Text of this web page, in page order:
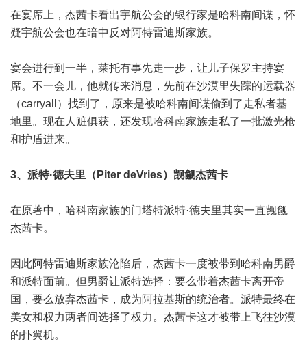
在宴席上，杰茜卡看出宇航公会的银行家是哈科南间谍，怀
疑宇航公会也在暗中反对阿特雷迪斯家族。
宴会进行到一半，莱托有事先走一步，让儿子保罗主持宴
席。不一会儿，他就传来消息，先前在沙漠里失踪的运载器
（carryall）找到了，原来是被哈科南间谍偷到了走私者基
地里。现在人赃俱获，还发现哈科南家族走私了一批激光枪
和护盾进来。
3、派特·德夫里（Piter deVries）觊觎杰茜卡
在原著中，哈科南家族的门塔特派特·德夫里其实一直觊觎
杰茜卡。
因此阿特雷迪斯家族沦陷后，杰茜卡一度被带到哈科南男爵
和派特面前。但男爵让派特选择：要么带着杰茜卡离开帝
国，要么放弃杰茜卡，成为阿拉基斯的统治者。派特最终在
美女和权力两者间选择了权力。杰茜卡这才被带上飞往沙漠
的扑翼机。